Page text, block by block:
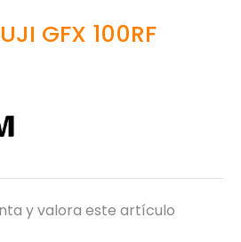
GFX 100RF
y valora este artículo